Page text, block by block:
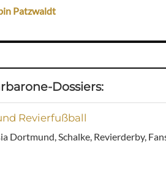
Patzwaldt
Dossiers:
Revierfußball
Dortmund, Schalke, Revierderby,